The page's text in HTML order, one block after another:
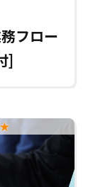
フロー
]